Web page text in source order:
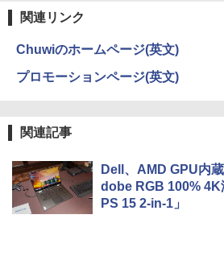
関連リンク
Chuwiのホームページ(英文)
プロモーションページ(英文)
関連記事
Dell、AMD GPU内
dobe RGB 100% 4K
PS 15 2-in-1」